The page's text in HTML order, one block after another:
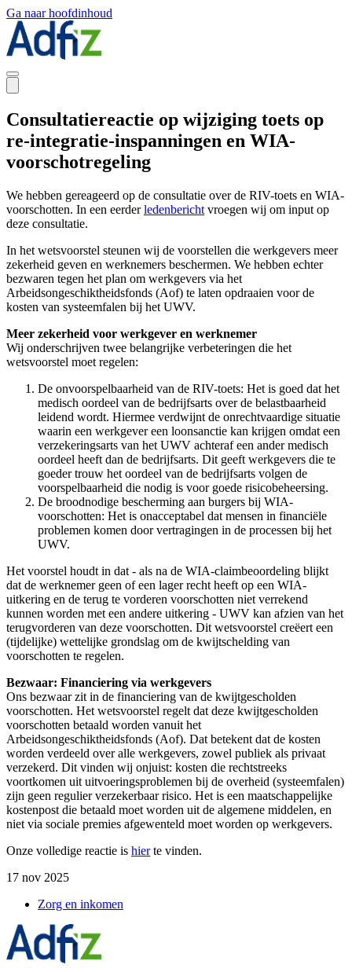
Ga naar hoofdinhoud
Consultatiereactie op wijziging toets op
re-integratie-inspanningen en WIA-
voorschotregeling
We hebben gereageerd op de consultatie over de RIV-toets en WIA-
voorschotten. In een eerderledenbericht vroegen wij om input op
deze consultatie.
In het wetsvoorstel steunen wij de voorstellen die werkgevers meer
zekerheid geven en werknemers beschermen. We hebben echter
bezwaren tegen het plan om werkgevers via het
Arbeidsongeschiktheidsfonds (Aof) te laten opdraaien voor de
kosten van systeemfalen bij het UWV.
Meer zekerheid voor werkgever en werknemer
Wij onderschrijven twee belangrijke verbeteringen die het
wetsvoorstel moet regelen:
De onvoorspelbaarheid van de RIV-toets: Het is goed dat het
medisch oordeel van de bedrijfsarts over de belastbaarheid
leidend wordt. Hiermee verdwijnt de onrechtvaardige situatie
waarin een werkgever een loonsanctie kan krijgen omdat een
verzekeringsarts van het UWV achteraf een ander medisch
oordeel heeft dan de bedrijfsarts. Dit geeft werkgevers die te
goeder trouw het oordeel van de bedrijfsarts volgen de
voorspelbaarheid die nodig is voor goede risicobeheersing.
De broodnodige bescherming aan burgers bij WIA-
voorschotten: Het is onacceptabel dat mensen in financiële
problemen komen door vertragingen in de processen bij het
UWV.
Het voorstel houdt in dat - als na de WIA-claimbeoordeling blijkt
dat de werknemer geen of een lager recht heeft op een WIA-
uitkering en de terug te vorderen voorschotten niet verrekend
kunnen worden met een andere uitkering - UWV kan afzien van het
terugvorderen van deze voorschotten. Dit wetsvoorstel creëert een
(tijdelijke) wettelijke grondslag om de kwijtschelding van
voorschotten te regelen.
Bezwaar: Financiering via werkgevers
Ons bezwaar zit in de financiering van de kwijtgescholden
voorschotten. Het wetsvoorstel regelt dat deze kwijtgescholden
voorschotten betaald worden vanuit het
Arbeidsongeschiktheidsfonds (Aof). Dat betekent dat de kosten
worden verdeeld over alle werkgevers, zowel publiek als privaat
verzekerd. Dit vinden wij onjuist: kosten die rechtstreeks
voortkomen uit uitvoeringsproblemen bij de overheid (systeemfalen)
zijn geen regulier verzekerbaar risico. Het is een maatschappelijke
kostenpost die betaald moet worden uit de algemene middelen, en
niet via sociale premies afgewenteld moet worden op werkgevers.
Onze volledige reactie is hierte vinden.
17 nov 2025
Zorg en inkomen